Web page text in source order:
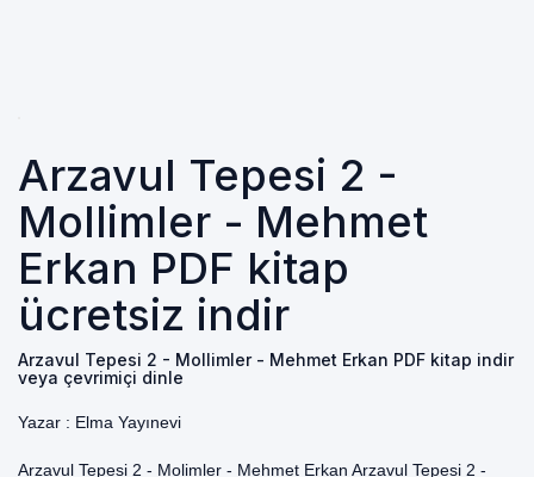
Arzavul Tepesi 2 -
Mollimler - Mehmet
Erkan PDF kitap
ücretsiz indir
Arzavul Tepesi 2 - Mollimler - Mehmet Erkan PDF kitap indir
veya çevrimiçi dinle
Yazar : Elma Yayınevi
Arzavul Tepesi 2 - Molimler - Mehmet Erkan Arzavul Tepesi 2 -